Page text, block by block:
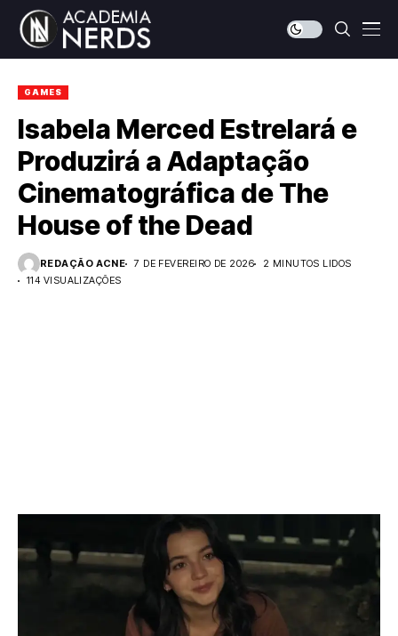
GAMES
Isabela Merced Estrelará e
Produzirá a Adaptação
Cinematográfica de The
House of the Dead
REDAÇÃO ACNE 7 DE FEVEREIRO DE 2026
2 MINUTOS LIDOS
114 VISUALIZAÇÕES